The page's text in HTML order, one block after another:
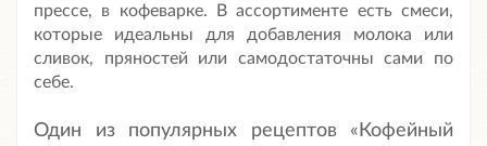
прессе, в кофеварке. В ассортименте есть смеси,
которые идеальны для добавления молока или
сливок, пряностей или самодостаточны сами по
себе.
Один из популярных рецептов «Кофейный